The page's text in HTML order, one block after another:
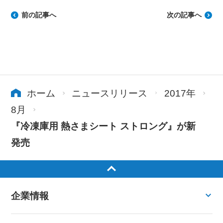
前の記事へ 次の記事へ
ホーム ニュースリリース
2017年
8月
『冷凍庫用 熱さまシート ストロング』が新
発売
企業情報